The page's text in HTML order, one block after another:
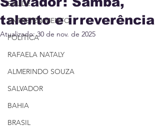
SAÚDE
ENTRETENIMENTO
POLÍTICA
RAFAELA NATALY
ALMERINDO SOUZA
SALVADOR
BAHIA
BRASIL
talento e irreverência
Atualizado:30 de nov. de 2025